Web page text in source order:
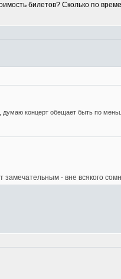
билетов? Сколько по
думаю концерт обещает быть по
замечательным - вне всякого